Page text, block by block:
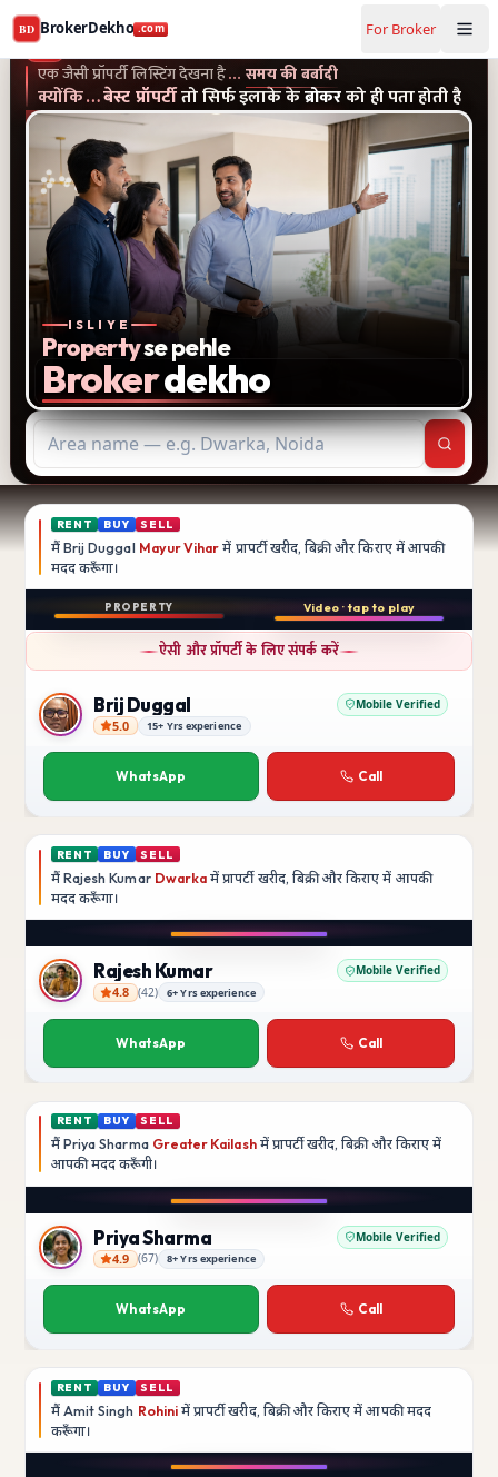
BD BrokerDekho .com For Broker
Buy and rent property in Satara — mobile-verified brokers
BrokerDekho
एक जैसी प्रॉपर्टी लिस्टिंग देखना है… समय की बर्बादी
क्योंकि…बेस्ट प्रॉपर्टीतो सिर्फ इलाके केब्रोकरको ही पता होती है
एक जैसी प्रॉपर्टी लिस्टिंग और पुराने विज्ञापन देखना है...समय की बर्बादी
ISLIYE
Propertyse pehle
Brokerdekho
RENT BUY SELL
मैं Brij Duggal Mayur Vihar में प्रापर्टी खरीद, बिक्री और किराए में आपकी
मददकरूँगा।
PROPERTY
बिक्री
3 BHK
Mayur Vihar
₹1.5 Crore
Video · tap to play
Instagram
ऐसी और प्रॉपर्टी के लिए संपर्क करें
Brij Duggal
Brij Duggal Mobile Verified
5.0 15+ Yrs experience
WhatsApp Call
RENT BUY SELL
मैं Rajesh Kumar Dwarka में प्रापर्टी खरीद, बिक्री और किराए में आपकी
मददकरूँगा।
Rajesh Kumar
Rajesh Kumar Mobile Verified
4.8 (42) 6+ Yrs experience
WhatsApp Call
RENT BUY SELL
मैं Priya Sharma Greater Kailashमें प्रापर्टी खरीद, बिक्री और किराए में
आपकी मददकरूँगी।
Priya Sharma
Priya Sharma Mobile Verified
4.9 (67) 8+ Yrs experience
WhatsApp Call
RENT BUY SELL
मैं Amit Singh Rohiniमें प्रापर्टी खरीद, बिक्री और किराए में आपकी मदद
करूँगा।